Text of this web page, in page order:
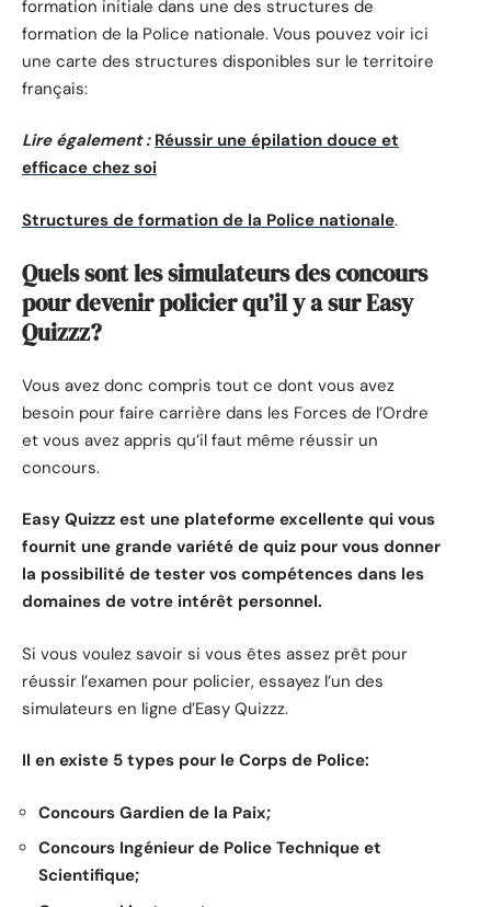
formation initiale dans une des structures de
formation de la Police nationale. Vous pouvez voir ici
une carte des structures disponibles sur le territoire
français:
Lire également : Réussir une épilation douce et
efficace chez soi
Structures de formation de la Police nationale.
Quels sont les simulateurs des concours
pour devenir policier qu’il y a sur Easy
Quizzz?
Vous avez donc compris tout ce dont vous avez
besoin pour faire carrière dans les Forces de l’Ordre
et vous avez appris qu’il faut même réussir un
concours.
Easy Quizzz est une plateforme excellente qui vous
fournit une grande variété de quiz pour vous donner
la possibilité de tester vos compétences dans les
domaines de votre intérêt personnel.
Si vous voulez savoir si vous êtes assez prêt pour
réussir l’examen pour policier, essayez l’un des
simulateurs en ligne d’Easy Quizzz.
Il en existe 5 types pour le Corps de Police:
Concours Gardien de la Paix;
Concours Ingénieur de Police Technique et
Scientifique;